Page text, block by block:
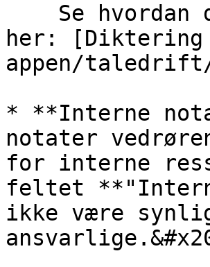
her: [Diktering
appen/
* **Interne
notater
for interne
feltet
ikke være